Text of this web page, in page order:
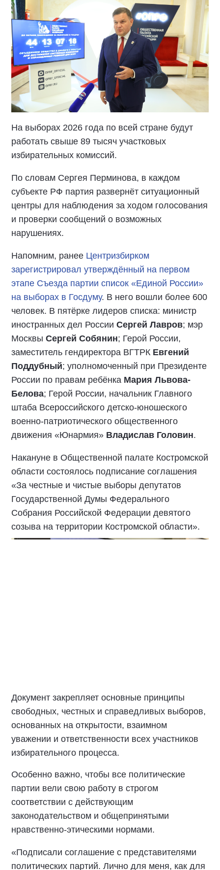
На выборах 2026 года по всей стране будут
работать свыше 89 тысяч участковых
избирательных комиссий.
По словам Сергея Перминова, в каждом
субъекте РФ партия развернёт ситуационный
центры для наблюдения за ходом голосования
и проверки сообщений о возможных
нарушениях.
Напомним, ранее Центризбирком
зарегистрировал утверждённый на первом
этапе Съезда партии список «Единой России»
на выборах в Госдуму. В него вошли более 600
человек. В пятёрке лидеров списка: министр
иностранных дел России Сергей Лавров; мэр
Москвы Сергей Собянин; Герой России,
заместитель гендиректора ВГТРК Евгений
Поддубный; уполномоченный при Президенте
России по правам ребёнка Мария Львова-
Белова; Герой России, начальник Главного
штаба Всероссийского детско-юношеского
военно-патриотического общественного
движения «Юнармия» Владислав Головин.
Накануне в Общественной палате Костромской
области состоялось подписание соглашения
«За честные и чистые выборы депутатов
Государственной Думы Федерального
Собрания Российской Федерации девятого
созыва на территории Костромской области».
Документ закрепляет основные принципы
свободных, честных и справедливых выборов,
основанных на открытости, взаимном
уважении и ответственности всех участников
избирательного процесса.
Особенно важно, чтобы все политические
партии вели свою работу в строгом
соответствии с действующим
законодательством и общепринятыми
нравственно-этическими нормами.